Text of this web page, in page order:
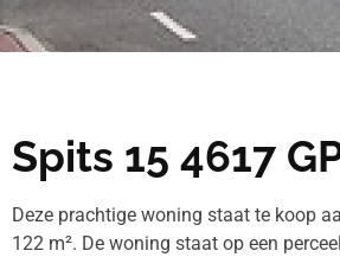
Spits 15 4617
Deze prachtige woning staat te koop
122 m². De woning staat op een